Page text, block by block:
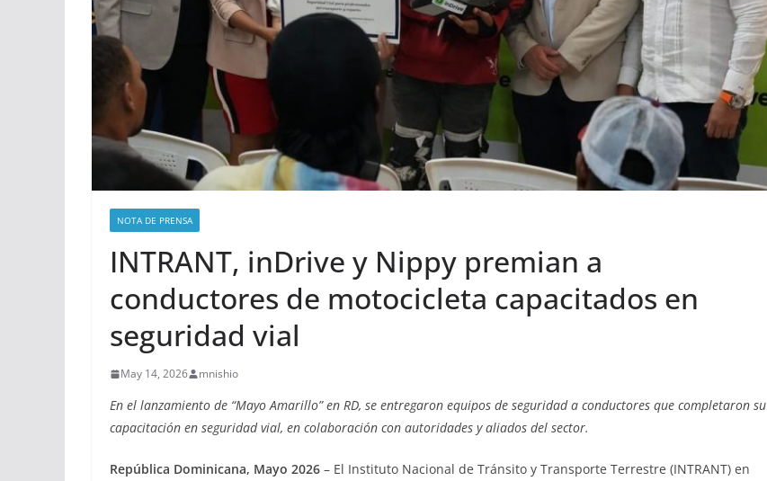
NOTA DE PRENSA
INTRANT, inDrive y Nippy premian a
conductores de motocicleta capacitados en
seguridad vial
May 14, 2026 mnishio
En el lanzamiento de “Mayo Amarillo” en RD, se entregaron equipos de seguridad a conductores que completaron su
capacitación en seguridad vial, en colaboración con autoridades y aliados del sector.
República Dominicana, Mayo 2026 – El Instituto Nacional de Tránsito y Transporte Terrestre (INTRANT) en